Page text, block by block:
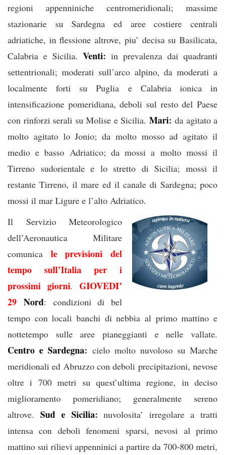
regioni appenniniche centromeridionali; massime
stazionarie su Sardegna ed aree costiere centrali
adriatiche, in flessione altrove, piu’ decisa su Basilicata,
Calabria e Sicilia. Venti: in prevalenza dai quadranti
settentrionali; moderati sull’arco alpino, da moderati a
localmente forti su Puglia e Calabria ionica in
intensificazione pomeridiana, deboli sul resto del Paese
con rinforzi serali su Molise e Sicilia. Mari: da agitato a
molto agitato lo Jonio; da molto mosso ad agitato il
medio e basso Adriatico; da mossi a molto mossi il
Tirreno sudorientale e lo stretto di Sicilia; mossi il
restante Tirreno, il mare ed il canale di Sardegna; poco
mossi il mar Ligure e l’alto Adriatico.
Il Servizio Meteorologico
dell’Aeronautica Militare
comunica le previsioni del
tempo sull’Italia per i
prossimi giorni. GIOVEDI’
29 Nord: condizioni di bel
tempo con locali banchi di nebbia al primo mattino e
nottetempo sulle aree pianeggianti e nelle vallate.
Centro e Sardegna: cielo molto nuvoloso su Marche
meridionali ed Abruzzo con deboli precipitazioni, nevose
oltre i 700 metri su quest’ultima regione, in deciso
miglioramento pomeridiano; generalmente sereno
altrove. Sud e Sicilia: nuvolosita’ irregolare a tratti
intensa con deboli fenomeni sparsi, nevosi al primo
mattino sui rilievi appenninici a partire da 700-800 metri,